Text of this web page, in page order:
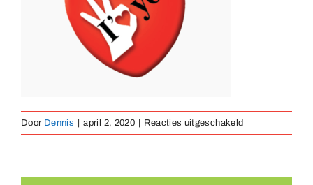
Medailles
Contact
Door Dennis april 2, 2020 Reacties uitgeschakeldvoor
hart